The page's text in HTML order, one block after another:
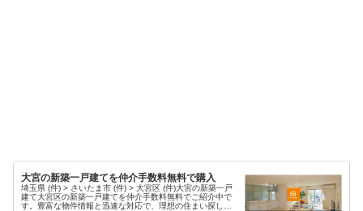
大宮の新築一戸建てを仲介手数料無料で購入
埼玉県 (件) > さいたま市 (件) > 大宮区 (件)大宮の新築一戸
建て大宮区の新築一戸建てを仲介手数料無料でご紹介中で
す。豊富な物件情報と迅速な対応で、理想の住まい探しを